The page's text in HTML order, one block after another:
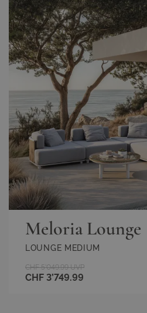
Meloria Lounge
LOUNGE MEDIUM
CHF 3’749.99
CHF 5’049.99 UVP